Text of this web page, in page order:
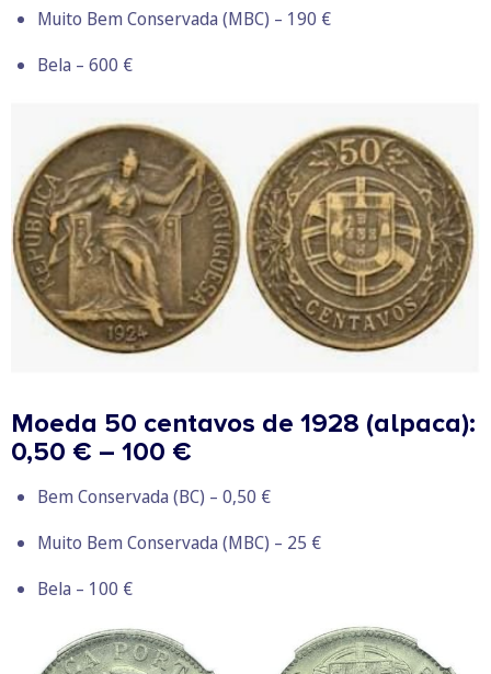
Muito Bem Conservada (MBC) – 190 €
Bela – 600 €
Moeda 50 centavos de 1928 (alpaca):
0,50 € – 100 €
Bem Conservada (BC) – 0,50 €
Muito Bem Conservada (MBC) – 25 €
Bela – 100 €